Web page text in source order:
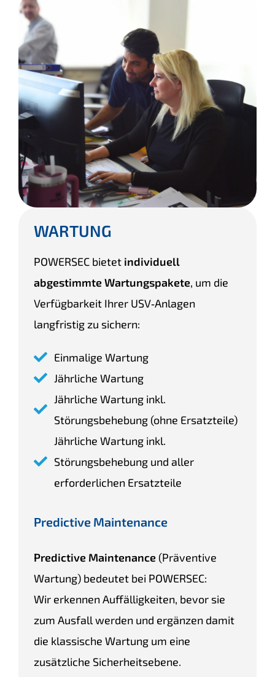
WARTUNG
POWERSEC bietet individuell
abgestimmte Wartungspakete, um die
Verfügbarkeit Ihrer USV‑Anlagen
langfristig zu sichern:
Einmalige Wartung
Jährliche Wartung
Jährliche Wartung inkl.
Störungsbehebung (ohne Ersatzteile)
Jährliche Wartung inkl.
Störungsbehebung und aller
erforderlichen Ersatzteile
Predictive Maintenance
Predictive Maintenance (Präventive
Wartung) bedeutet bei POWERSEC:
Wir erkennen Auffälligkeiten, bevor sie
zum Ausfall werden und ergänzen damit
die klassische Wartung um eine
zusätzliche Sicherheitsebene.